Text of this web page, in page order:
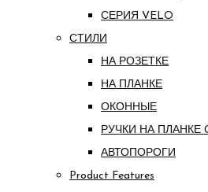
СЕРИЯ VELO
СТИЛИ
НА РОЗЕТКЕ
НА ПЛАНКЕ
ОКОННЫЕ
РУЧКИ НА ПЛАНКЕ
АВТОПОРОГИ
Product Features